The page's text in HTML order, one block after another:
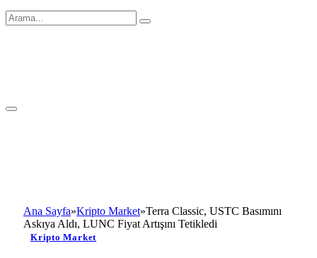
Ana Sayfa»Kripto Market»Terra Classic, USTC Basımını
Askıya Aldı, LUNC Fiyat Artışını Tetikledi
Kripto Market